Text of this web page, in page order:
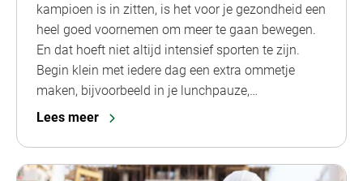
kampioen is in zitten, is het voor je gezondheid een
heel goed voornemen om meer te gaan bewegen.
En dat hoeft niet altijd intensief sporten te zijn.
Begin klein met iedere dag een extra ommetje
maken, bijvoorbeeld in je lunchpauze,…
Lees meer